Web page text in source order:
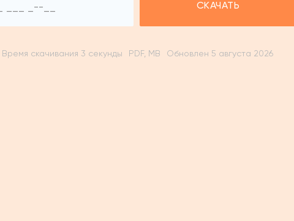
СКАЧАТЬ
Время скачивания 3 секунды PDF, MB Обновлен 5 августа 2026